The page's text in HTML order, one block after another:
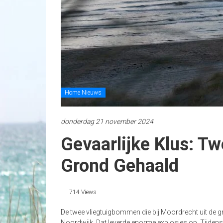
Home Nieuws
donderdag 21 november 2024
Gevaarlijke Klus:
Grond Gehaald
714 Views
De twee vliegtuigbommen die bij Moordrecht uit de